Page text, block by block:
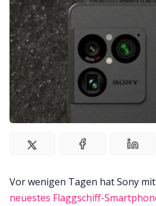
Vor wenigen Tagen hat Sony
neuestes Flaggschiff-